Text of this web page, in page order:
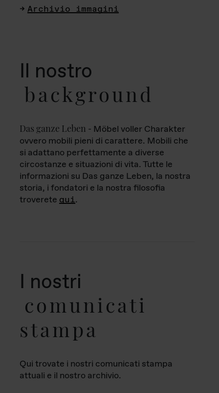
Archivio immagini
Il nostro
background
Das ganze Leben - Möbel voller Charakter
ovvero mobili pieni di carattere. Mobili che
si adattano perfettamente a diverse
circostanze e situazioni di vita. Tutte le
informazioni su Das ganze Leben, la nostra
storia, i fondatori e la nostra filosofia
troverete qui.
I nostri
comunicati
stampa
Qui trovate i nostri comunicati stampa
attuali e il nostro archivio.